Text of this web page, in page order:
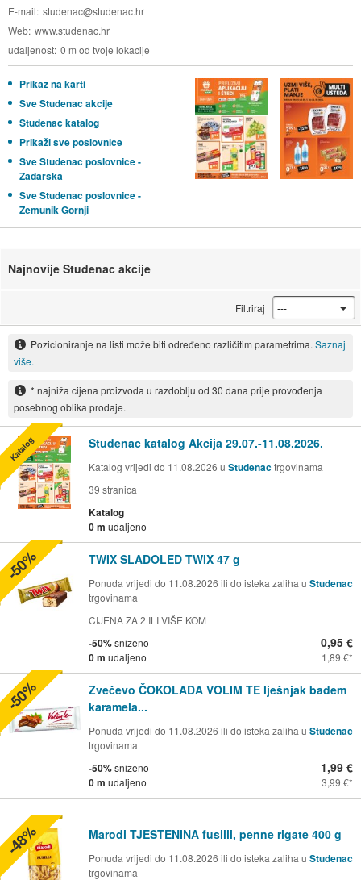
E-mail studenac@studenac.hr
Web www.studenac.hr
udaljenost 0 m od tvoje lokacije
Prikaz na karti
Sve Studenac akcije
Studenac katalog
Prikaži sve poslovnice
Sve Studenac poslovnice -
Zadarska
Sve Studenac poslovnice -
Zemunik Gornji
Najnovije Studenac akcije
Filtriraj
Pozicioniranje na listi može biti određeno različitim parametrima. Saznaj
više.
* najniža cijena proizvoda u razdoblju od 30 dana prije provođenja
posebnog oblika prodaje.
Studenac katalog Akcija 29.07.-11.08.2026.
Katalog vrijedi do 11.08.2026 u Studenactrgovinama
39 stranica
Katalog
0 m udaljeno
Katalog
TWIX SLADOLED TWIX 47 g
Ponuda vrijedi do 11.08.2026 ili do isteka zaliha u Studenac
trgovinama
CIJENA ZA 2 ILI VIŠE KOM
-50%sniženo
0 m udaljeno
0,95 €
1,89 €
-50%
Zvečevo ČOKOLADA VOLIM TE lješnjak badem
karamela...
Ponuda vrijedi do 11.08.2026 ili do isteka zaliha u Studenac
trgovinama
-50%sniženo
0 m udaljeno
1,99 €
3,99 €
-50%
Marodi TJESTENINA fusilli, penne rigate 400 g
Ponuda vrijedi do 11.08.2026 ili do isteka zaliha u Studenac
trgovinama
-48%